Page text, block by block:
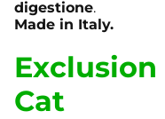
digestione.
Made in Italy.
Cat